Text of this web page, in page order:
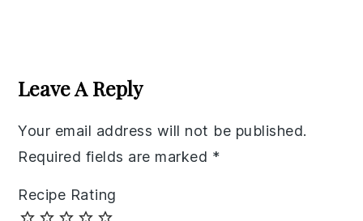
Interactions
Leave A Reply
Your email address will not be published.
Required fields are marked *
Recipe Rating